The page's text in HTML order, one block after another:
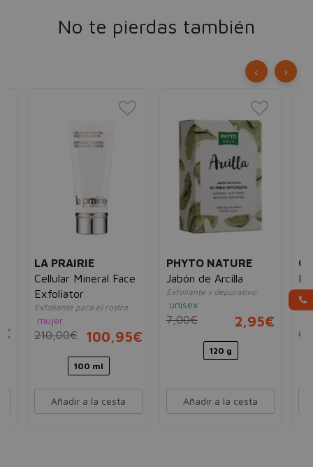
No te pierdas también
LA PRAIRIE
Cellular Mineral Face
Exfoliator
Exfoliante para el rostro
mujer
210,00€ 100,95€
100 ml
Añadir a la cesta
PHYTO NATURE
Jabón de Arcilla
Exfoliante y depurativo
unisex
7,00€ 2,95€
120 g
Añadir a la cesta
‹ ›